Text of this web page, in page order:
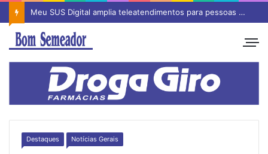
Meu SUS Digital amplia teleatendimentos para pessoas com problemas com jogos e apostas
Destaques Notícias Gerais